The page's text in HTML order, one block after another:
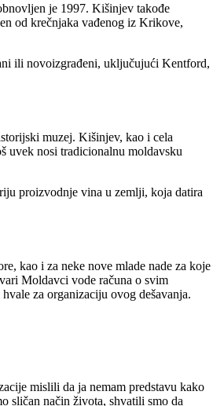
je 1997. Kišinjev takođe
od krečnjaka vađenog iz Krikove,
ili novoizgrađeni, uključujući Kentford,
muzej. Kišinjev, kao i cela
uvek nosi tradicionalnu moldavsku
proizvodnje vina u zemlji, koja datira
kao i za neke nove mlade nade za koje
Moldavci vode računa o svim
za organizaciju ovog dešavanja.
mislili da ja nemam predstavu kako
sličan način života, shvatili smo da